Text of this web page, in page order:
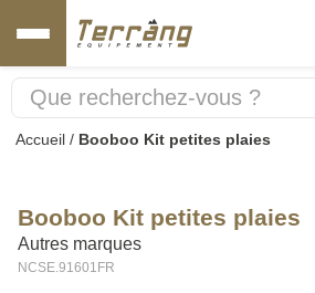
Accueil / Booboo Kit petites plaies
Booboo Kit petites plaies
Autres marques
NCSE.91601FR